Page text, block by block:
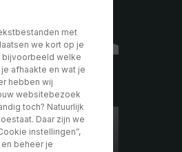
met
we kort op je
bijvoorbeeld welke
je afhaakte en wat je
hebben wij
websitebezoek
toch? Natuurlijk
Daar zijn we
instellingen”,
beheer je